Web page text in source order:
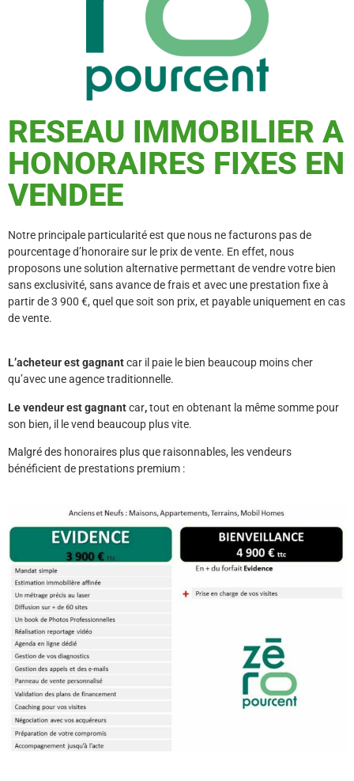
RESEAU IMMOBILIER A
HONORAIRES FIXES EN
VENDEE
Notre principale particularité est que nous ne facturons pas de
pourcentage d’honoraire sur le prix de vente. En effet, nous
proposons une solution alternative permettant de vendre votre bien
sans exclusivité, sans avance de frais et avec une prestation fixe à
partir de 3 900 €, quel que soit son prix, et payable uniquement en cas
de vente.
L’acheteur est gagnantcar il paie le bien beaucoup moins cher
qu’avec une agence traditionnelle.
Le vendeur est gagnantcar,tout en obtenant la même somme pour
son bien, il le vend beaucoup plus vite.
Malgré des honoraires plus que raisonnables, les vendeurs
bénéficient de prestations premium :